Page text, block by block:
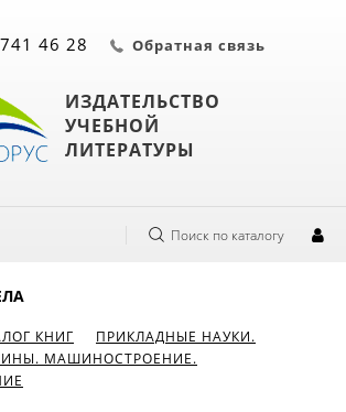
ИЗДАТЕЛЬСТВО
УЧЕБНОЙ
ЛИТЕРАТУРЫ
46 28 Обратная связь
Поиск по каталогу
КНИГ
ПРИКЛАДНЫЕ НАУКИ.
МАШИНОСТРОЕНИЕ.